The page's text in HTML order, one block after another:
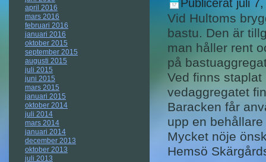
april 2016
mars 2016
februari 2016
januari 2016
oktober 2015
september 2015
augusti 2015
juli 2015
juni 2015
mars 2015
januari 2015
oktober 2014
juli 2014
mars 2014
januari 2014
december 2013
oktober 2013
juli 2013
Publicerat juli
Vid Hultoms
bastu. Den är
man håller rent
på
Ved finns
vedaggregatet
Baracken får
upp en
Mycket nöje
Hemsö